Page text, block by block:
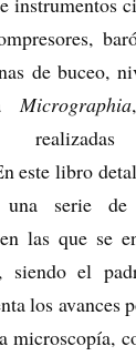
de buceo,
Micrographia
este libro
serie de
las que se
, siendo el
los avances
microscopía,